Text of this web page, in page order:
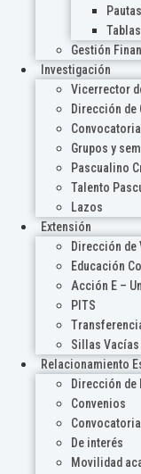
Gestión
Investigación
Vicerrector
Dirección de
Grupos y
Pascualino
Talento
Lazos
Extensión
Dirección
Educación
Acción E –
PITS
Sillas Vacías
Relacionamiento
Dirección
Convenios
De interés
Movilidad